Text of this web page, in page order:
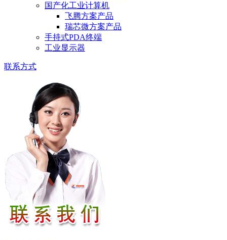
国产化工业计算机
飞腾方案产品
瑞芯微方案产品
手持式PDA终端
工业显示器
联系方式